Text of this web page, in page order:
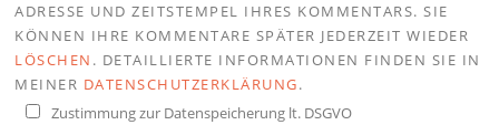
ADRESSE UND ZEITSTEMPEL IHRES KOMMENTARS. SIE
KÖNNEN IHRE KOMMENTARE SPÄTER JEDERZEIT WIEDER
LÖSCHEN . DETAILLIERTE INFORMATIONEN FINDEN SIE IN
MEINER DATENSCHUTZERKLÄRUNG.
Zustimmung zur Datenspeicherung lt. DSGVO